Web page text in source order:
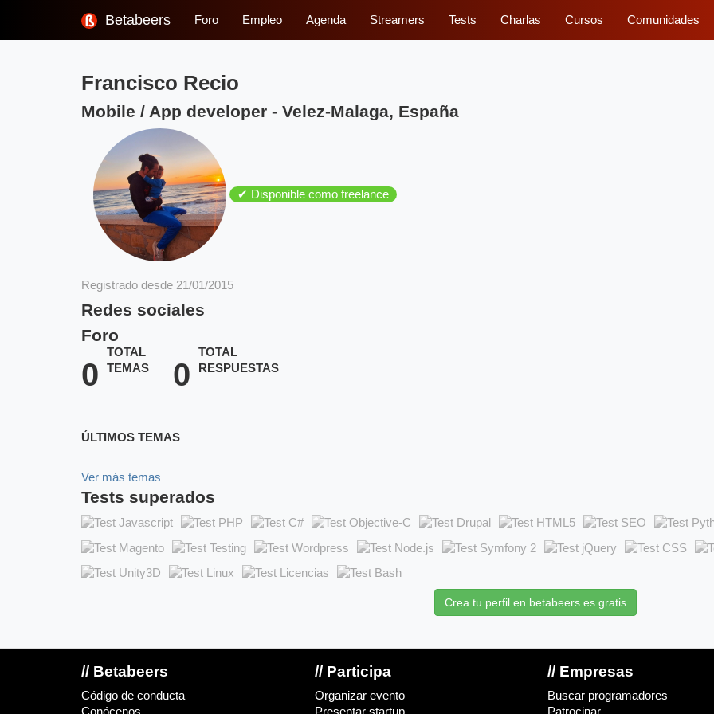
Betabeers Foro Empleo Agenda Streamers Tests Charlas Cursos Comunidades
Francisco Recio
Mobile / App developer - Velez-Malaga, España
✔ Disponible como freelance
Registrado desde 21/01/2015
Redes sociales
Foro
0
TOTAL
TEMAS
0
TOTAL
RESPUESTAS
ÚLTIMOS TEMAS
Ver más temas
Tests superados
Crea tu perfil en betabeers es gratis
// Betabeers
Código de conducta
Conócenos
// Participa
Organizar evento
Presentar startup
// Empresas
Buscar programadores
Patrocinar